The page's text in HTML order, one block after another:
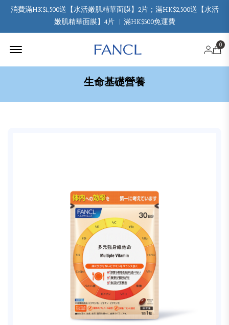
消費滿HK$1,500送【水活嫩肌精華面膜】2片；滿HK$2,500送【水活
嫩肌精華面膜】4片 ︳滿HK$500免運費
0
生命基礎營養